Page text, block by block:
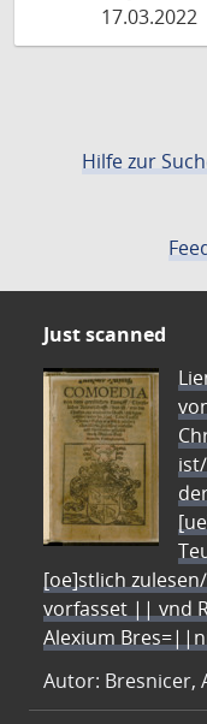
17.03.2022
Hilfe zur
Just scanned
[oe]stlich
vorfasset || vnd
Alexium
Autor: Bresnicer,